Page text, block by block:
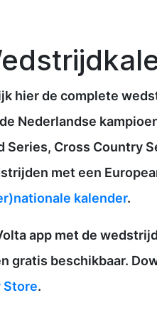
hier de complete
Nederlandse
Series, Cross Country
met een
kalender.
app met de
gratis beschikbaar.
Store.